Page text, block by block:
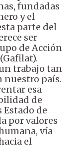
fundadas
y el
parte del
ser
de Acción
trabajo tan
nuestro país.
esa
de
de
por valores
vía
el